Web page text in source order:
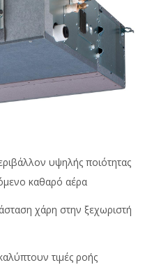
υψηλής ποιότητας
καθαρό αέρα
χάρη στην ξεχωριστή
τιμές ροής